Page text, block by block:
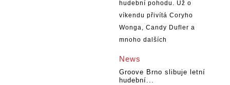
News
Groove Brno slibuje letní
hudební...